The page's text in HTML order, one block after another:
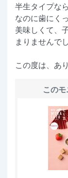
半生タイプな
なのに歯にく
美味しくて、
まりませんで
この度は、あ
この